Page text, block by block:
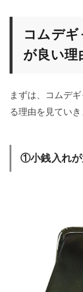
コムデ
が良い理
まずは、コムデ
る理由を見ていき
①小銭入れが